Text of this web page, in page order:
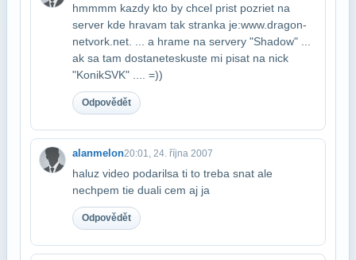
hmmmm kazdy kto by chcel prist pozriet na
server kde hravam tak stranka je:​www.dragon-
netvork.net. ... a hrame na servery "Shadow" ...
ak sa tam dostanete​skuste mi pisat na nick
"KonikSVK" .... =))
Odpovědět
alanmelon20:01, 24. října 2007
haluz video podarilsa ti to treba snat ale
nechpem tie duali cem aj ja
Odpovědět